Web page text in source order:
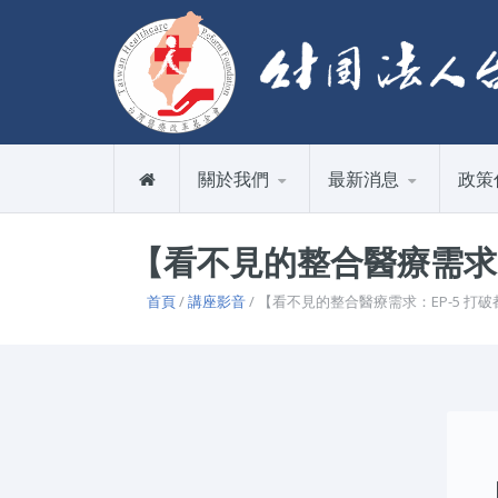
關於我們 最新消息 政
【看不見的整合醫療需
首頁/講座影音/ 【看不見的整合醫療需求：EP-5 打